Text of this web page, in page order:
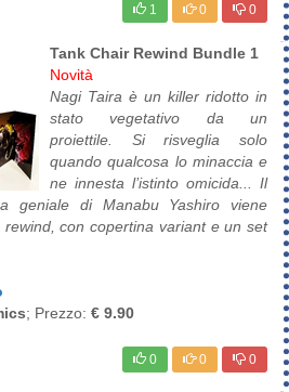
1 0 0
Tank Chair Rewind Bundle 1
Novità
Nagi Taira è un killer ridotto in
stato vegetativo da un
proiettile. Si risveglia solo
quando qualcosa lo minaccia e
ne innesta l’istinto omicida... Il
geniale di Manabu Yashiro viene
con copertina variant e un set
; Prezzo: € 9.90
0 0 0